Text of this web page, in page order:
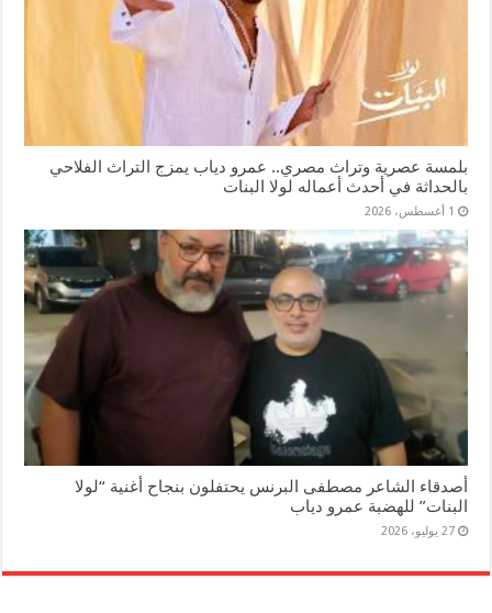
بلمسة عصرية وتراث مصري.. عمرو دياب يمزج التراث الفلاحي
بالحداثة في أحدث أعماله لولا البنات
1 أغسطس، 2026
أصدقاء الشاعر مصطفى البرنس يحتفلون بنجاح أغنية “لولا
البنات” للهضبة عمرو دياب
27 يوليو، 2026